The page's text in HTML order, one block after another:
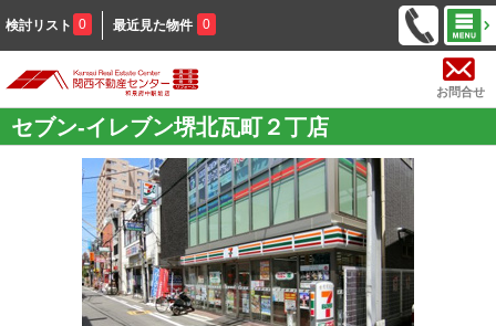
検討リスト 0 最近見た物件 0
お問合せ
セブン-イレブン堺北瓦町２丁店